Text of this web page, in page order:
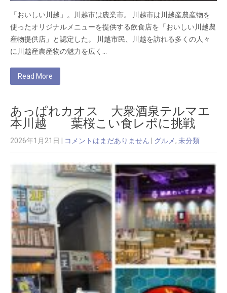
「おいしい川越」。川越市は農業市。 川越市は川越産農産物を
使ったオリジナルメニューを提供する飲食店を「おいしい川越農
産物提供店」と認定した。 川越市民、川越を訪れる多くの人々
に川越産農産物の魅力を広く…
Read More
あっぱれカオス 大衆酒泉テルマエ
本川越 葉桜こい食レポに挑戦
2026年1月21日 コメントはまだありません グルメ , 未分類